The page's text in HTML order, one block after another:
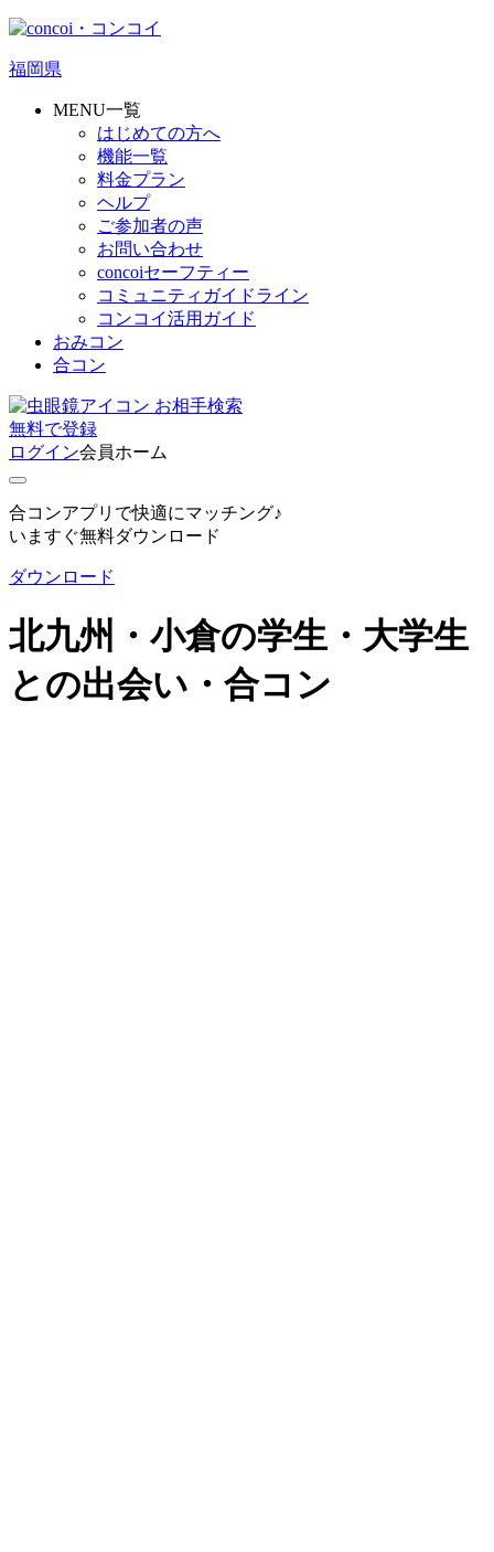
福岡県
MENU一覧
はじめての方へ
機能一覧
料金プラン
ヘルプ
ご参加者の声
お問い合わせ
concoiセーフティー
コミュニティガイドライン
コンコイ活用ガイド
おみコン
合コン
お相手検索
無料で登録
ログイン会員ホーム
合コンアプリで快適にマッチング♪
いますぐ無料ダウンロード
ダウンロード
北九州・小倉の学生・大学生
との出会い・合コン